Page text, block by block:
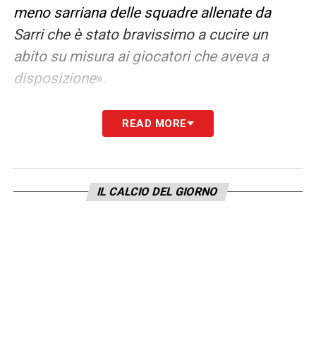
meno sarriana delle squadre allenate da
Sarri che è stato bravissimo a cucire un
abito su misura ai giocatori che aveva a
disposizione».
Ha fatto un grande lavoro anche
perché la Lazio ha giocato buona parte della
che incide in maniera esponenziale come
dimostra la grande vittoria ottenuta sul
READ MORE
IL CALCIO DEL GIORNO